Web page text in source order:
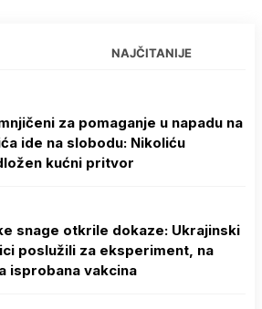
NAJČITANIJE
za pomaganje u napadu na
ide na slobodu: Nikoliću
kućni pritvor
snage otkrile dokaze: Ukrajinski
poslužili za eksperiment, na
isprobana vakcina